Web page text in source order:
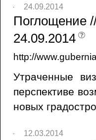
24.09.2014
Поглощение
24.09.2014
http://
Утраченные
перспективе
новых
12.03.2014